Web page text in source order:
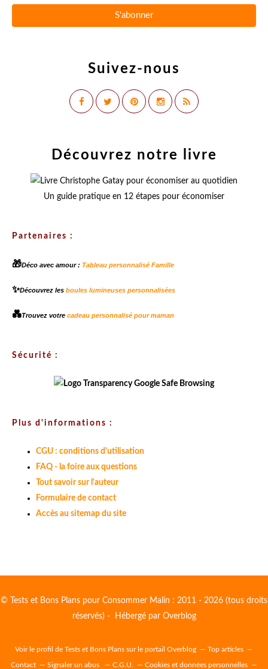
Suivez-nous
Découvrez notre livre
Un guide pratique en 12 étapes pour économiser
Partenaires :
🎁Déco avec amour : Tableau personnalisé Famille
✨Découvrez les boules lumineuses personnalisées
💑Trouvez votre cadeau personnalisé pour maman
Sécurité :
Plus d'informations :
CGU : conditions d'utilisation
FAQ - la foire aux questions
Tout savoir sur l'auteur
Formulaire de contact
Accès au sitemap du site
© Tests et Bons Plans pour Consommer Malin : 2011 - 2026 (tous droits
réservés) - Hébergé par Overblog
Voir le profil de Tests et Bons Plans sur le portail Overblog Top articles
Contact Signaler un abus C.G.U. Cookies et données personnelles